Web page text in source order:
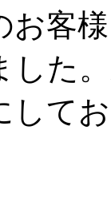
お客
した
して